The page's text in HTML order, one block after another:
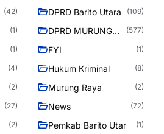
(42) DPRD Barito Utara (109)
(1)
DPRD MURUNG
(577)
(1) FYI (1)
(4) Hukum Kriminal (8)
(2) Murung Raya (2)
(27) News (72)
(2) Pemkab Barito Utar (1)